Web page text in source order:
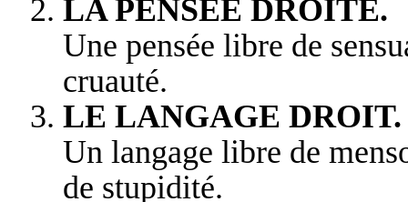
LA PENSÉE DROITE.
Une pensée libre de
cruauté.
LE LANGAGE DROIT.
Un langage libre de
de stupidité.